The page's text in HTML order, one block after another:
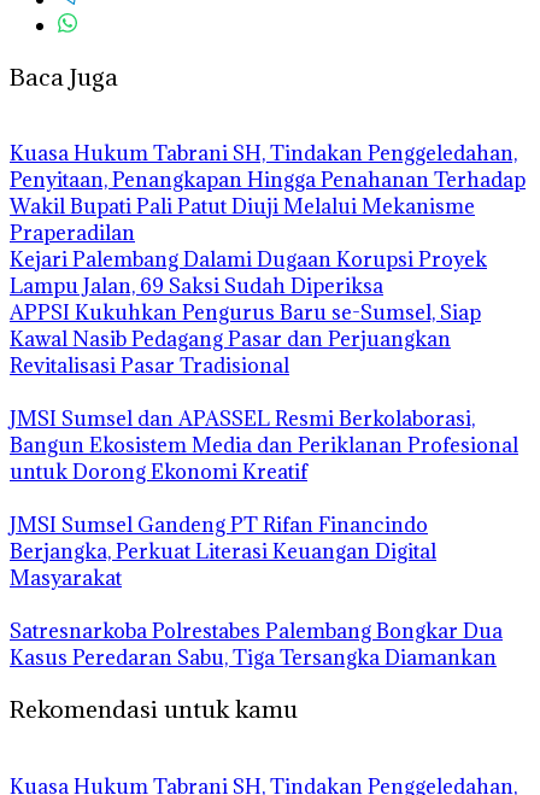
Baca Juga
‎Kuasa Hukum Tabrani SH, Tindakan Penggeledahan,
Penyitaan, Penangkapan Hingga Penahanan Terhadap
Wakil Bupati Pali Patut Diuji Melalui Mekanisme
Praperadilan
Kejari Palembang Dalami Dugaan Korupsi Proyek
Lampu Jalan, 69 Saksi Sudah Diperiksa
APPSI Kukuhkan Pengurus Baru se-Sumsel, Siap
Kawal Nasib Pedagang Pasar dan Perjuangkan
Revitalisasi Pasar Tradisional
JMSI Sumsel dan APASSEL Resmi Berkolaborasi,
Bangun Ekosistem Media dan Periklanan Profesional
untuk Dorong Ekonomi Kreatif
JMSI Sumsel Gandeng PT Rifan Financindo
Berjangka, Perkuat Literasi Keuangan Digital
Masyarakat
Satresnarkoba Polrestabes Palembang Bongkar Dua
Kasus Peredaran Sabu, Tiga Tersangka Diamankan
Rekomendasi untuk kamu
‎Kuasa Hukum Tabrani SH, Tindakan Penggeledahan,